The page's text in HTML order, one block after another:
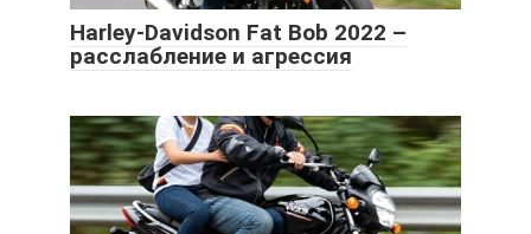
Harley-Davidson Fat Bob 2022 –
расслабление и агрессия